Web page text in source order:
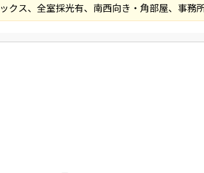
クス、全室採光有、南西向き・角部屋、事務